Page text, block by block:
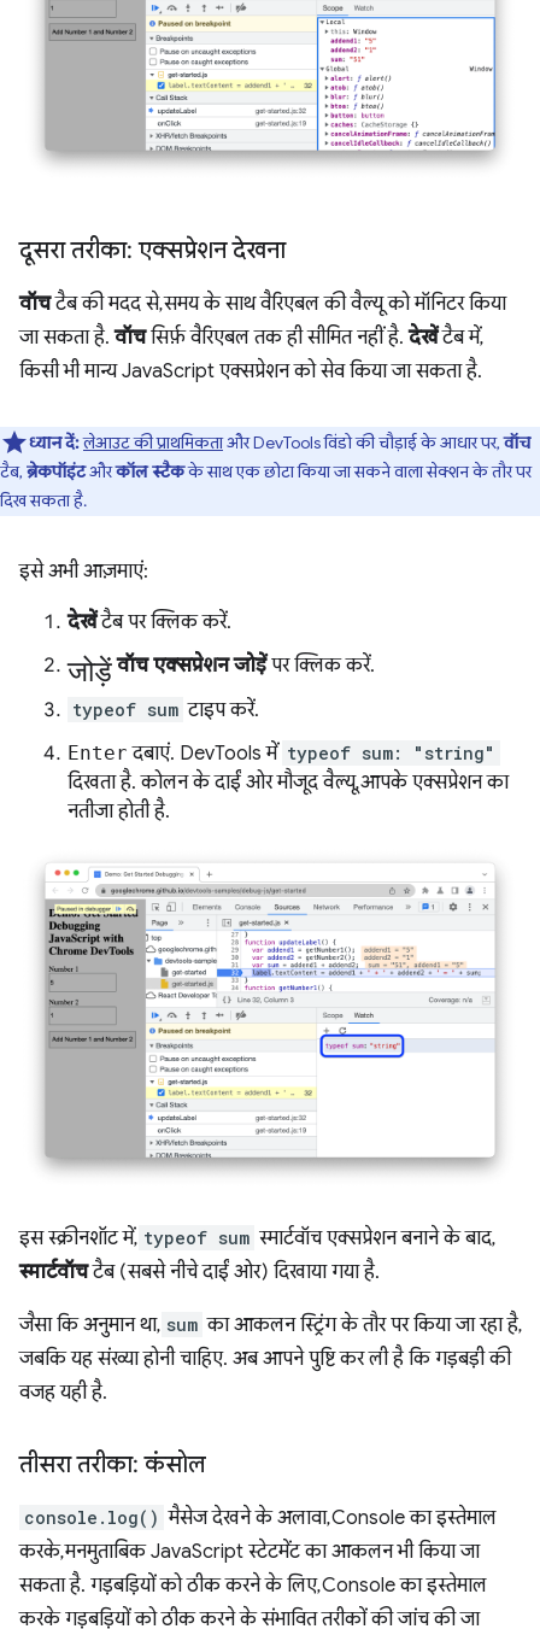
दूसरा तरीका: एक्सप्रेशन देखना
वॉचटैब की मदद से, समय के साथ वैरिएबल की वैल्यू को मॉनिटर किया
जा सकता है.वॉचसिर्फ़ वैरिएबल तक ही सीमित नहीं है.देखेंटैब में,
किसी भी मान्य JavaScript एक्सप्रेशन को सेव किया जा सकता है.
ध्यान दें:लेआउट की प्राथमिकताऔर DevTools विंडो की चौड़ाई के आधार पर,वॉच
टैब, ब्रेकपॉइंटऔरकॉल स्टैकके साथ एक छोटा किया जा सकने वाला सेक्शन के तौर पर
दिख सकता है.
इसे अभी आज़माएं:
देखेंटैब पर क्लिक करें.
जोड़ें वॉच एक्सप्रेशन जोड़ेंपर क्लिक करें.
typeof sum टाइप करें.
Enter दबाएं. DevTools में typeof sum: "string"
दिखता है. कोलन के दाईं ओर मौजूद वैल्यू, आपके एक्सप्रेशन का
नतीजा होती है.
इस स्क्रीनशॉट में, typeof sum स्मार्टवॉच एक्सप्रेशन बनाने के बाद,
स्मार्टवॉचटैब (सबसे नीचे दाईं ओर) दिखाया गया है.
जैसा कि अनुमान था, sum का आकलन स्ट्रिंग के तौर पर किया जा रहा है,
जबकि यह संख्या होनी चाहिए. अब आपने पुष्टि कर ली है कि गड़बड़ी की
वजह यही है.
तीसरा तरीका: कंसोल
console.log() मैसेज देखने के अलावा, Console का इस्तेमाल
करके, मनमुताबिक JavaScript स्टेटमेंट का आकलन भी किया जा
सकता है. गड़बड़ियों को ठीक करने के लिए, Console का इस्तेमाल
करके गड़बड़ियों को ठीक करने के संभावित तरीकों की जांच की जा